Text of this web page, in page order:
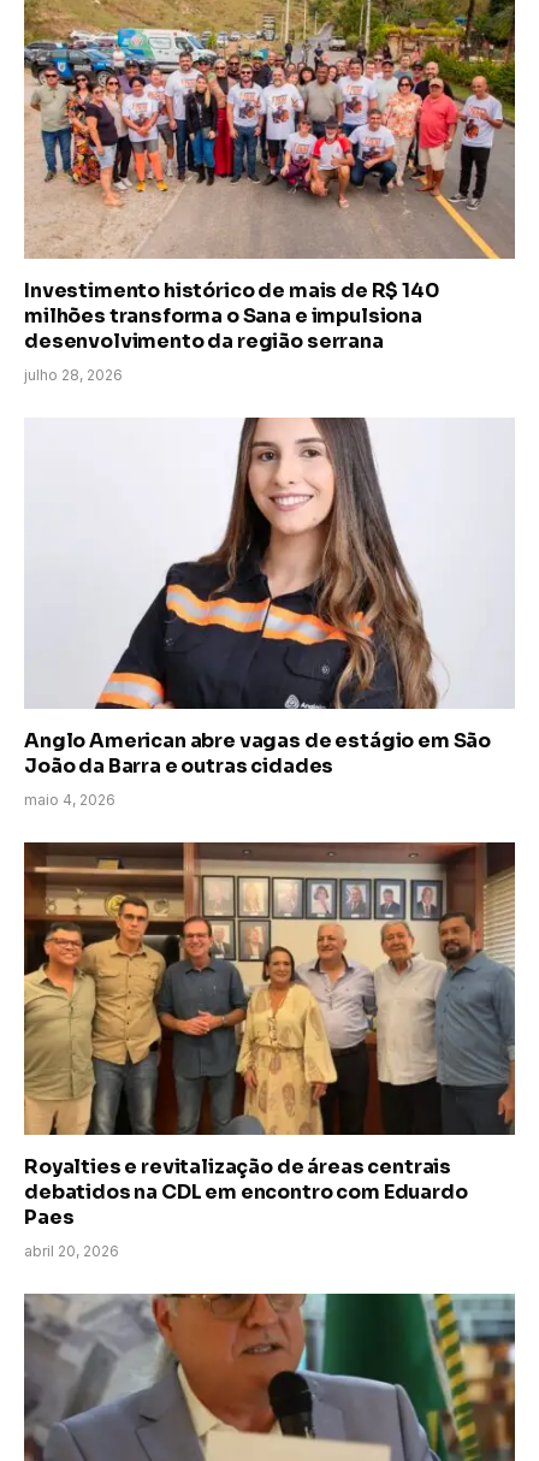
Investimento histórico de mais de R$ 140
milhões transforma o Sana e impulsiona
desenvolvimento da região serrana
julho 28, 2026
Anglo American abre vagas de estágio em São
João da Barra e outras cidades
maio 4, 2026
Royalties e revitalização de áreas centrais
debatidos na CDL em encontro com Eduardo
Paes
abril 20, 2026